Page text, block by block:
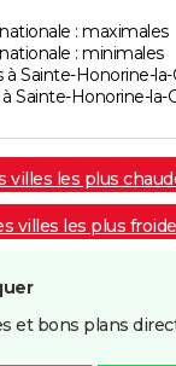
: maximales
: minimales
à Sainte-Honorine-
Sainte-Honorine-la-
villes les plus
villes les plus
et bons plans